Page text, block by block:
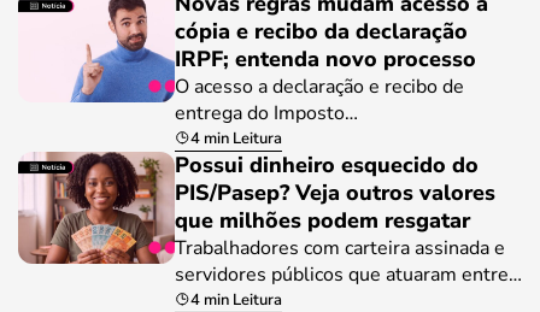
cópia e recibo da declaração
IRPF; entenda novo processo
O acesso a declaração e recibo de
entrega do Imposto…
4 min Leitura
Possui dinheiro esquecido do
PIS/Pasep? Veja outros valores
que milhões podem resgatar
Trabalhadores com carteira assinada e
servidores públicos que atuaram entre…
4 min Leitura